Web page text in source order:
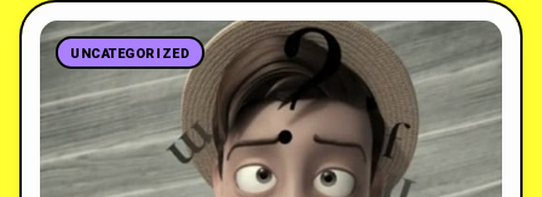
UNCATEGORIZED